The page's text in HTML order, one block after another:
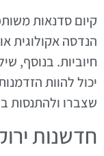
קיום סדנאות
הנדסה אקולוגית
חיוביות. בנוסף,
יכול להוות
שצברו ולהתנסות
חדשנות